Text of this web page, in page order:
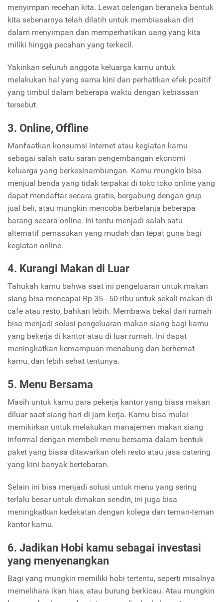
menyimpan recehan kita. Lewat celengan beraneka bentuk
kita sebenarnya telah dilatih untuk membiasakan diri
dalam menyimpan dan memperhatikan uang yang kita
miliki hingga pecahan yang terkecil.
Yakinkan seluruh anggota keluarga kamu untuk
melakukan hal yang sama kini dan perhatikan efek positif
yang timbul dalam beberapa waktu dengan kebiasaan
tersebut.
3. Online, Offline
Manfaatkan konsumsi internet atau kegiatan kamu
sebagai salah satu saran pengembangan ekonomi
keluarga yang berkesinambungan. Kamu mungkin bisa
menjual benda yang tidak terpakai di toko toko online yang
dapat mendaftar secara gratis, bergabung dengan grup
jual beli, atau mungkin mencoba berbelanja beberapa
barang secara online. Ini tentu menjadi salah satu
alternatif pemasukan yang mudah dan tepat guna bagi
kegiatan online.
4. Kurangi Makan di Luar
Tahukah kamu bahwa saat ini pengeluaran untuk makan
siang bisa mencapai Rp 35 - 50 ribu untuk sekali makan di
cafe atau resto, bahkan lebih. Membawa bekal dari rumah
bisa menjadi solusi pengeluaran makan siang bagi kamu
yang bekerja di kantor atau di luar rumah. Ini dapat
meningkatkan kemampuan menabung dan berhemat
kamu, dan lebih sehat tentunya.
5. Menu Bersama
Masih untuk kamu para pekerja kantor yang biasa makan
diluar saat siang hari di jam kerja. Kamu bisa mulai
memikirkan untuk melakukan manajemen makan siang
informal dengan membeli menu bersama dalam bentuk
paket yang biasa ditawarkan oleh resto atau jasa catering
yang kini banyak bertebaran.
Selain ini bisa menjadi solusi untuk menu yang sering
terlalu besar untuk dimakan sendiri, ini juga bisa
meningkatkan kedekatan dengan kolega dan teman-teman
kantor kamu.
6. Jadikan Hobi kamu sebagai investasi
yang menyenangkan
Bagi yang mungkin memiliki hobi tertentu, seperti misalnya
memelihara ikan hias, atau burung berkicau. Atau mungkin